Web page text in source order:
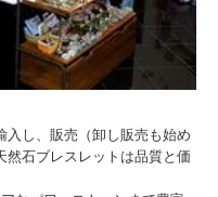
入し、販売（卸し販売も始め
然石ブレスレットは品質と価